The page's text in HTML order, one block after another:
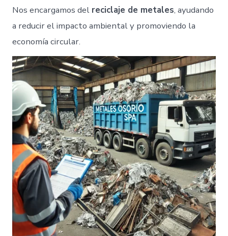
Nos encargamos del reciclaje de metales, ayudando
a reducir el impacto ambiental y promoviendo la
economía circular.